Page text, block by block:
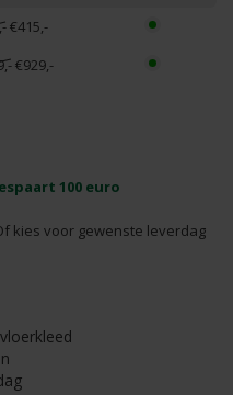
€415,-
€929,-
100 euro
kies voor gewenste leverdag